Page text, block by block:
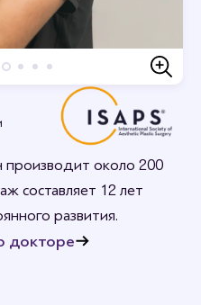
около 200
составляет 12 лет
развития.
докторе